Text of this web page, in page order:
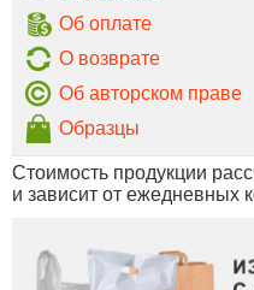
Об оплате
О возврате
Об авторском праве
Образцы
Стоимость продукции
и зависит от ежедневных